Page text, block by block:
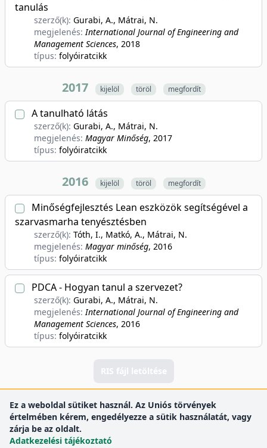
tanulás
szerző(k): Gurabi, A., Mátrai, N.
megjelenés:International Journal of Engineering and
Management Sciences, 2018
típus: folyóiratcikk
2017 kijelöl töröl megfordít
A tanulható látás
szerző(k): Gurabi, A., Mátrai, N.
megjelenés: Magyar Minőség, 2017
típus: folyóiratcikk
2016 kijelöl töröl megfordít
Minőségfejlesztés Lean eszközök segítségével a
szarvasmarha tenyésztésben
szerző(k): Tóth, I., Matkó, A., Mátrai, N.
megjelenés: Magyar minőség, 2016
típus: folyóiratcikk
PDCA - Hogyan tanul a szervezet?
szerző(k): Gurabi, A., Mátrai, N.
megjelenés:International Journal of Engineering and
Management Sciences, 2016
típus: folyóiratcikk
RIS fájl letöltése
Ez a weboldal sütiket használ. Az Uniós törvények
értelmében kérem, engedélyezze a sütik használatát, vagy
zárja be az oldalt.
Adatkezelési tájékoztató